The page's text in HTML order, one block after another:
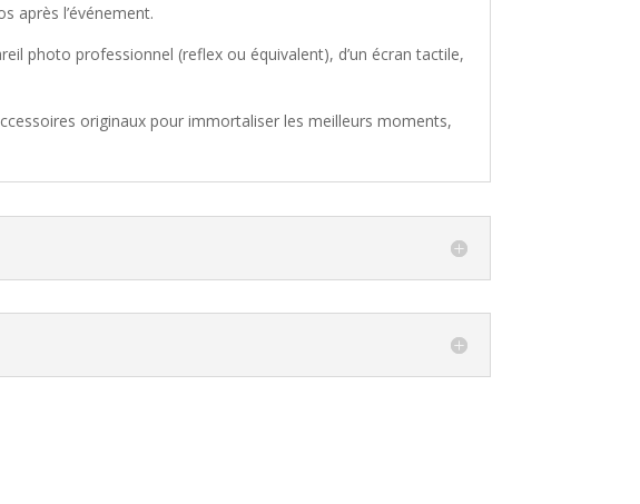
après l’événement.
photo professionnel (reflex ou équivalent), d’un écran tactile,
originaux pour immortaliser les meilleurs moments,